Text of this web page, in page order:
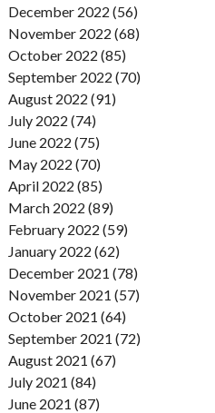
December 2022 (56)
November 2022 (68)
October 2022 (85)
September 2022 (70)
August 2022 (91)
July 2022 (74)
June 2022 (75)
May 2022 (70)
April 2022 (85)
March 2022 (89)
February 2022 (59)
January 2022 (62)
December 2021 (78)
November 2021 (57)
October 2021 (64)
September 2021 (72)
August 2021 (67)
July 2021 (84)
June 2021 (87)